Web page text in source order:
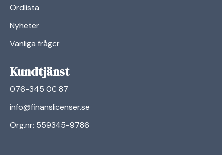
Ordlista
Nyheter
Vanliga frågor
Kundtjänst
076-345 00 87
info@finanslicenser.se
Org.nr: 559345-9786